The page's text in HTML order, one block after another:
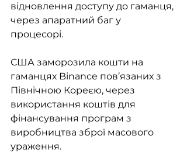
відновлення доступу до гаманця,
через апаратний баг у
процесорі.
США заморозила кошти на
гаманцях Binance пов’язаних з
Північною Кореєю, через
використання коштів для
фінансування програм з
виробництва зброї масового
ураження.